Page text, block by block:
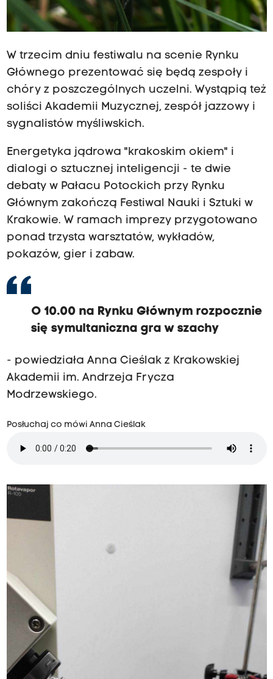
W trzecim dniu festiwalu na scenie Rynku
Głównego prezentować się będą zespoły i
chóry z poszczególnych uczelni. Wystąpią też
soliści Akademii Muzycznej, zespół jazzowy i
sygnalistów myśliwskich.
Energetyka jądrowa "krakoskim okiem" i
dialogi o sztucznej inteligencji - te dwie
debaty w Pałacu Potockich przy Rynku
Głównym zakończą Festiwal Nauki i Sztuki w
Krakowie. W ramach imprezy przygotowano
ponad trzysta warsztatów, wykładów,
pokazów, gier i zabaw.
O 10.00 na Rynku Głównym rozpocznie
się symultaniczna gra w szachy
- powiedziała Anna Cieślak z Krakowskiej
Akademii im. Andrzeja Frycza
Modrzewskiego.
Posłuchaj co mówi Anna Cieślak